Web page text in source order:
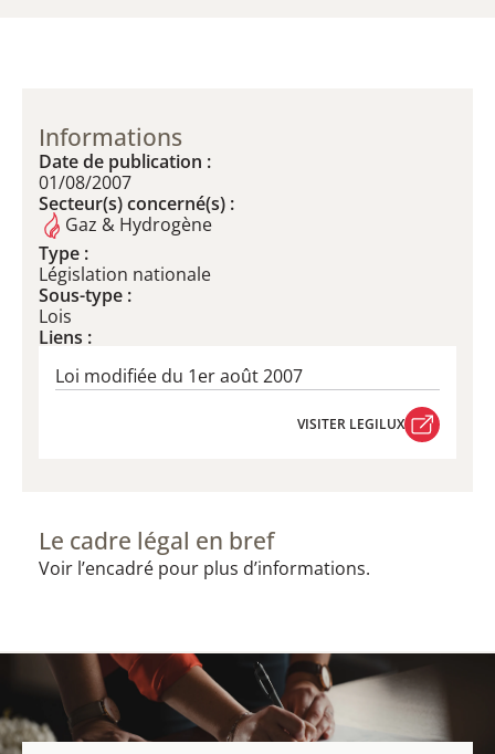
Informations
Date de publication :
01/08/2007
Secteur(s) concerné(s) :
Gaz & Hydrogène
Type :
Législation nationale
Sous-type :
Lois
Liens :
Loi modifiée du 1er août 2007
VISITER LEGILUX
Le cadre légal en bref
Voir l’encadré pour plus d’informations.